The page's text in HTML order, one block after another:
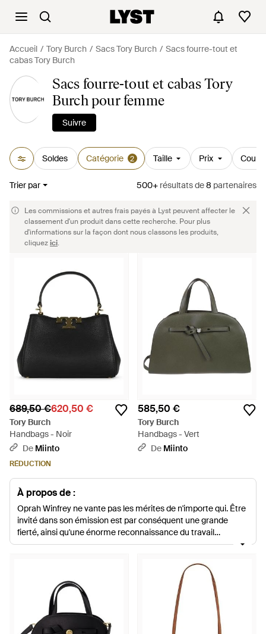
Accueil Tory Burch Sacs Tory Burch
Sacs fourre-tout et
cabas Tory Burch
Sacs fourre-tout et cabas Tory
Burch pour femme
Suivre
Soldes Catégorie 2 Taille Prix
Trier par 500+ résultatsde8 partenaires
Les commissions et autres frais payés à Lyst peuvent affecter le
classement d'un produit dans cette recherche. Pour plus
d'informations sur la façon dont nous classons les produits,
cliquezici.
689,50 €620,50 €
Tory Burch
Handbags - Noir
De Miinto
RÉDUCTION
585,50 €
Tory Burch
Handbags - Vert
De Miinto
À propos de :
Oprah Winfrey ne vante pas les mérites de n'importe qui. Être
invité dans son émission est par conséquent une grande
fierté, ainsi qu'une énorme reconnaissance du travail
accompli. C'est ce qui arrive à Tory Burch lorsque la reine de
créatrice travaille sans relâche pour rester à la hauteur. La
collection de sacs Tory Burch fait en partie la fierté de la
marque. Mode et fonctionnalité n'ont jamais été aussi
parfaitement associées. Que vous alliez au supermarché ou à
un gala chic, un sac fourre-tout Tory Burch est l'accessoire
idéal.